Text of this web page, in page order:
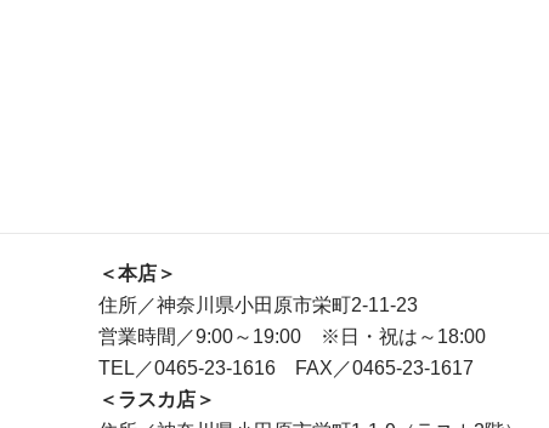
＜本店＞
住所／神奈川県小田原市栄町2-11-23
営業時間／9:00～19:00 ※日・祝は～18:00
TEL／0465-23-1616 FAX／0465-23-1617
＜ラスカ店＞